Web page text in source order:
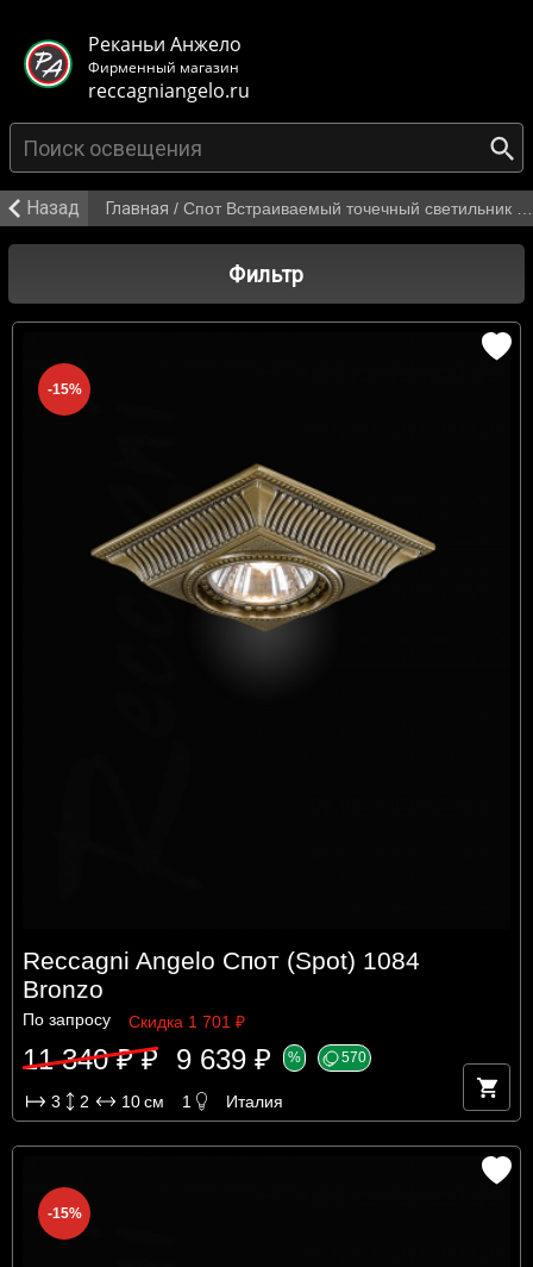
Реканьи Анжело
Фирменный магазин
reccagniangelo.ru
Назад Главная / Спот Встраиваемый точечный светильник Производитель, фабрика Reccagni Angelo от 3 725 р.
Фильтр
-15%
Reccagni Angelo Спот (Spot) 1084
Bronzo
По запросу Скидка 1 701 ₽
11 340 ₽ ₽ 9 639 ₽ % 570
3 2 10см 1 Италия
-15%